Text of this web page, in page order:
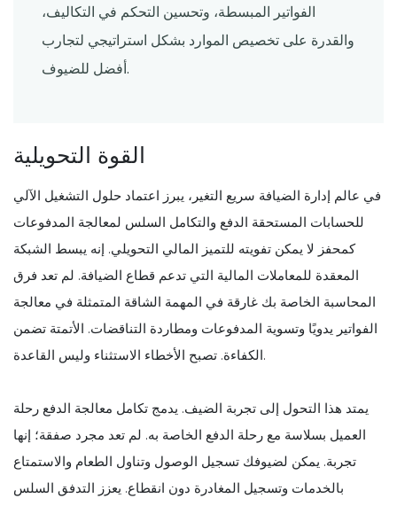
الفواتير المبسطة، وتحسين التحكم في التكاليف،
والقدرة على تخصيص الموارد بشكل استراتيجي لتجارب
أفضل للضيوف.
القوة التحويلية
في عالم إدارة الضيافة سريع التغير، يبرز اعتماد حلول التشغيل الآلي
للحسابات المستحقة الدفع والتكامل السلس لمعالجة المدفوعات
كمحفز لا يمكن تفويته للتميز المالي التحويلي. إنه يبسط الشبكة
المعقدة للمعاملات المالية التي تدعم قطاع الضيافة. لم تعد فرق
المحاسبة الخاصة بك غارقة في المهمة الشاقة المتمثلة في معالجة
الفواتير يدويًا وتسوية المدفوعات ومطاردة التناقضات. الأتمتة تضمن
الكفاءة. تصبح الأخطاء الاستثناء وليس القاعدة.
يمتد هذا التحول إلى تجربة الضيف. يدمج تكامل معالجة الدفع رحلة
العميل بسلاسة مع رحلة الدفع الخاصة به. لم تعد مجرد صفقة؛ إنها
تجربة. يمكن لضيوفك تسجيل الوصول وتناول الطعام والاستمتاع
بالخدمات وتسجيل المغادرة دون انقطاع. يعزز التدفق السلس